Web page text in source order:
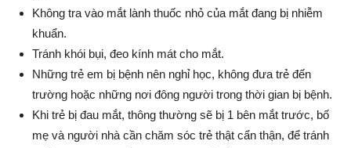
Không tra vào mắt lành thuốc nhỏ của mắt đang bị nhiễm
khuẩn.
Tránh khói bụi, đeo kính mát cho mắt.
Những trẻ em bị bệnh nên nghỉ học, không đưa trẻ đến
trường hoặc những nơi đông người trong thời gian bị bệnh.
Khi trẻ bị đau mắt, thông thường sẽ bị 1 bên mắt trước, bố
mẹ và người nhà cần chăm sóc trẻ thật cẩn thận, để tránh